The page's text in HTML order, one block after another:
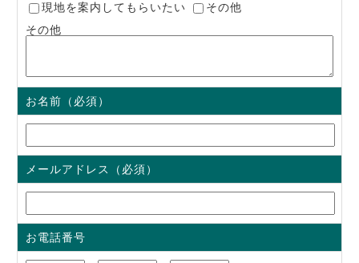
現地を案内してもらいたい
その他
その他
お名前（必須）
メールアドレス（必須）
お電話番号